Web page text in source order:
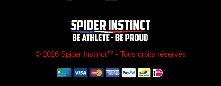
© 2026 Spider Instinct™ - Tous droits réservés